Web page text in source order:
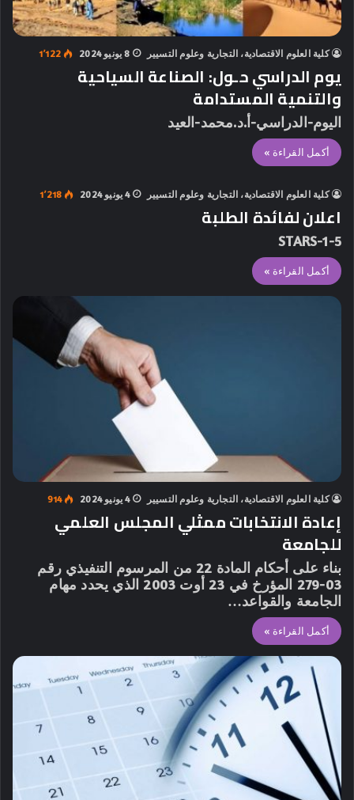
كلية العلوم الاقتصادية، التجارية وعلوم التسيير 8 يونيو 2024 1٬122
يوم الدراسي حـول: الصناعة السياحية
والتنمية المستدامة
اليوم-الدراسي-أ.د.محمد-العيد
أكمل القراءة »
كلية العلوم الاقتصادية، التجارية وعلوم التسيير 4 يونيو 2024 1٬218
اعلان لفائدة الطلبة
5-STARS-1
أكمل القراءة »
كلية العلوم الاقتصادية، التجارية وعلوم التسيير 4 يونيو 2024 914
إعادة الانتخابات ممثلي المجلس العلمي
للجامعة
بناء على أحكام المادة 22 من المرسوم التنفيذي رقم
03-279 المؤرخ في 23 أوت 2003 الذي يحدد مهام
الجامعة والقواعد…
أكمل القراءة »